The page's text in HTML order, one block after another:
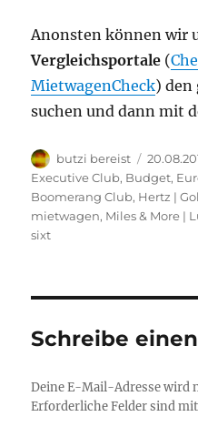
Anonsten können wir
Vergleichsportale (
MietwagenCheck) den
suchen und dann mit
Autor
butzi bereist
am
Executive Club, Budget,
Boomerang Club, Hertz |
mietwagen, Miles & More |
sixt
Schreibe
Deine E-Mail-Adresse wird
Erforderliche Felder sind mit